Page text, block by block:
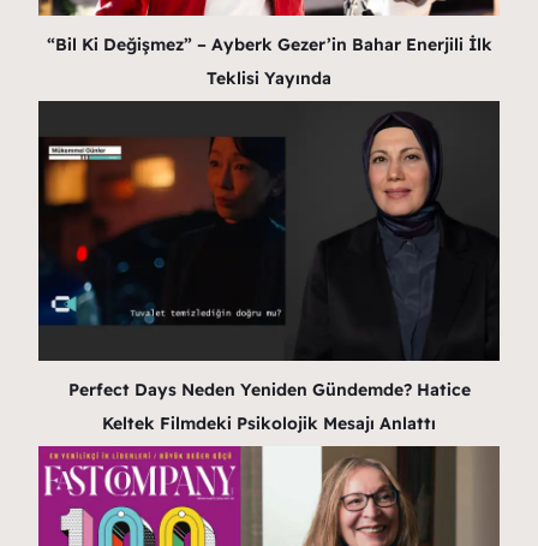
“Bil Ki Değişmez” – Ayberk Gezer’in Bahar Enerjili İlk
Teklisi Yayında
Perfect Days Neden Yeniden Gündemde? Hatice
Keltek Filmdeki Psikolojik Mesajı Anlattı